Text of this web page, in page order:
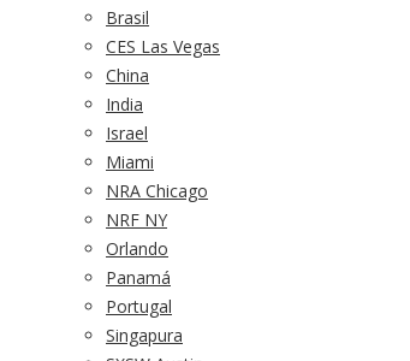
Brasil
CES Las Vegas
China
India
Israel
Miami
NRA Chicago
NRF NY
Orlando
Panamá
Portugal
Singapura